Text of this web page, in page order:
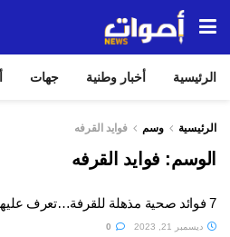
الرئيسية أخبار وطنية جهات
الرئيسية وسم فوايد القرفه
الوسم: فوايد القرفه
7 فوائد صحية مذهلة للقرفة…تعرف عليها
ديسمبر 21, 2023